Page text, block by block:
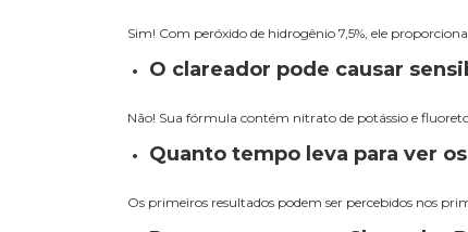
Sim! Com peróxido de hidrogênio 7,5%, ele
O clareador pode causar
Não! Sua fórmula contém nitrato de potássio e
Quanto tempo leva para ver
Os primeiros resultados podem ser percebidos nos